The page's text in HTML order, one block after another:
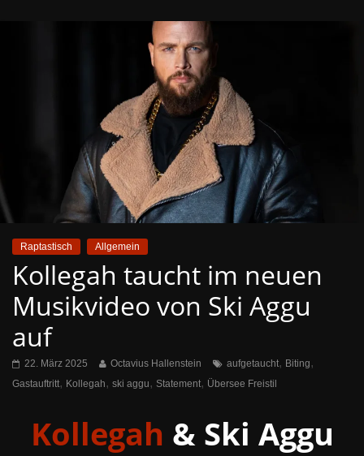
Raptastisch Allgemein
Kollegah taucht im neuen
Musikvideo von Ski Aggu
auf
22. März 2025 Octavius Hallenstein aufgetaucht, Biting,
Gastauftritt, Kollegah, ski aggu, Statement, Übersee Freistil
Kollegah & Ski Aggu